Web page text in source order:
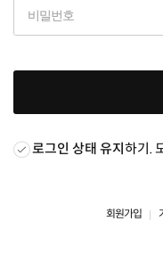
로그인 상태 유지하기.
회원가입